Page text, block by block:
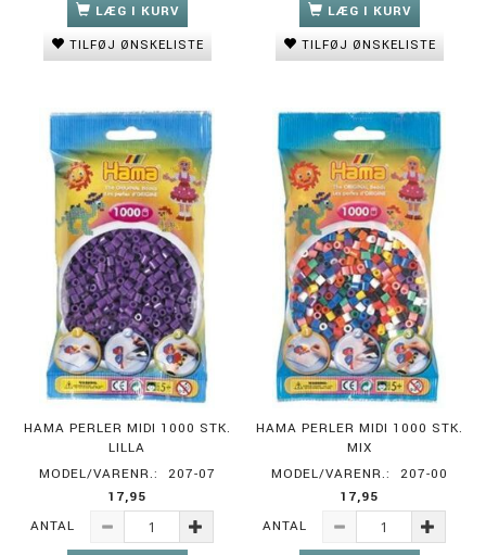
LÆG I KURV
TILFØJ ØNSKELISTE
LÆG I KURV
TILFØJ ØNSKELISTE
HAMA PERLER MIDI 1000 STK.
LILLA
MODEL/VARENR.:
207-07
17,95
ANTAL
HAMA PERLER MIDI 1000 STK.
MIX
MODEL/VARENR.:
207-00
17,95
ANTAL